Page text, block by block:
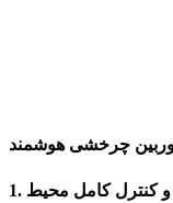
1. و کنترل کامل محیط